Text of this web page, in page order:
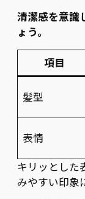
清潔感を意識
ょう。
項目
髪型
表情
キリッとした
みやすい印象